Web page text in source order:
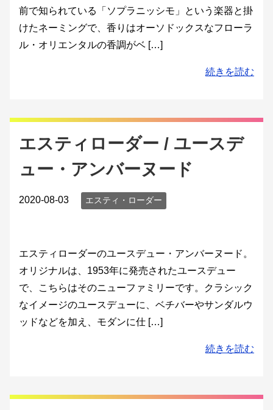
前で知られている「ソプラニッシモ」という楽器と掛
けたネーミングで、香りはオーソドックスなフローラ
ル・オリエンタルの香調がベ […]
続きを読む
エスティローダー / ユースデ
ュー・アンバーヌード
2020-08-03 エスティ・ローダー
エスティローダーのユースデュー・アンバーヌード。
オリジナルは、1953年に発売されたユースデュー
で、こちらはそのニューファミリーです。クラシック
なイメージのユースデューに、ベチバーやサンダルウ
ッドなどを加え、モダンに仕 […]
続きを読む